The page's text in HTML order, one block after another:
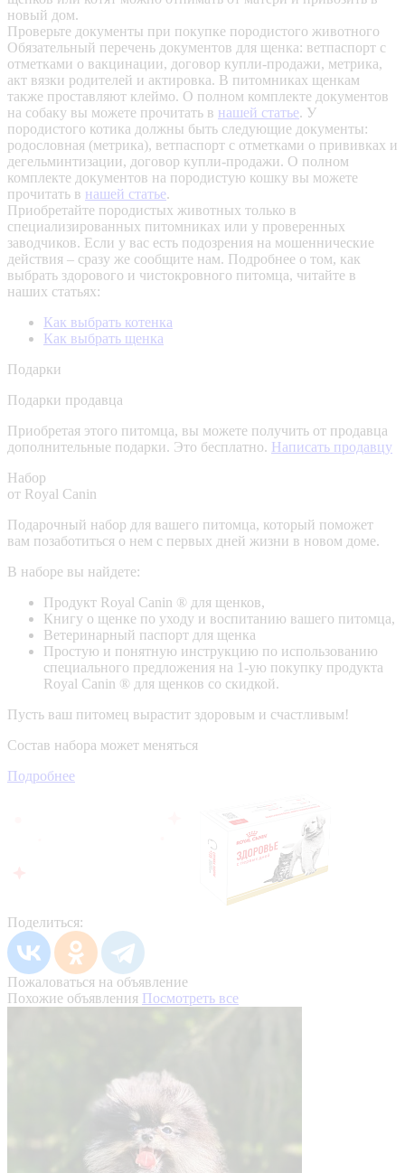
новый дом.
Проверьте документы при покупке породистого животного
Обязательный перечень документов для щенка: ветпаспорт с
отметками о вакцинации, договор купли-продажи, метрика,
акт вязки родителей и актировка. В питомниках щенкам
также проставляют клеймо. О полном комплекте документов
на собаку вы можете прочитать в нашей статье. У
породистого котика должны быть следующие документы:
родословная (метрика), ветпаспорт с отметками о прививках и
дегельминтизации, договор купли-продажи. О полном
комплекте документов на породистую кошку вы можете
прочитать в нашей статье.
Приобретайте породистых животных только в
специализированных питомниках или у проверенных
заводчиков. Если у вас есть подозрения на мошеннические
действия – сразу же сообщите нам. Подробнее о том, как
выбрать здорового и чистокровного питомца, читайте в
наших статьях:
Как выбрать котенка
Как выбрать щенка
Подарки
Подарки продавца
Приобретая этого питомца, вы можете получить от продавца
дополнительные подарки. Это бесплатно. Написать продавцу
Набор
от Royal Canin
Подарочный набор для вашего питомца, который поможет
вам позаботиться о нем с первых дней жизни в новом доме.
В наборе вы найдете:
Продукт Royal Canin ® для щенков,
Книгу о щенке по уходу и воспитанию вашего питомца,
Ветеринарный паспорт для щенка
Простую и понятную инструкцию по использованию
специального предложения на 1-ую покупку продукта
Royal Canin ® для щенков со скидкой.
Пусть ваш питомец вырастит здоровым и счастливым!
Состав набора может меняться
Подробнее
Поделиться:
Пожаловаться на объявление
Похожие объявления Посмотреть все